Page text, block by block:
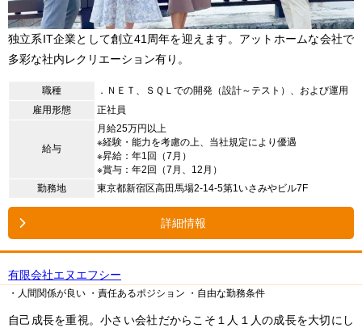
独立系IT企業として創立41周年を迎えます。アットホームな会社で
多彩な社内レクリエーション有り。
職種
．ＮＥＴ、ＳＱＬでの開発（設計～テスト）、および運用
雇用形態
正社員
給与
月給25万円以上
※経験・能力を考慮の上、当社規定により優遇
※昇給：年1回（7月）
※賞与：年2回（7月、12月）
勤務地
東京都新宿区高田馬場2-14-5第1いさみやビル7F
詳細情報
有限会社エヌエフシー
・人間関係が良い ・責任あるポジション ・自由な勤務条件
自己成長を重視。小さい会社だからこそ１人１人の成長を大切にし